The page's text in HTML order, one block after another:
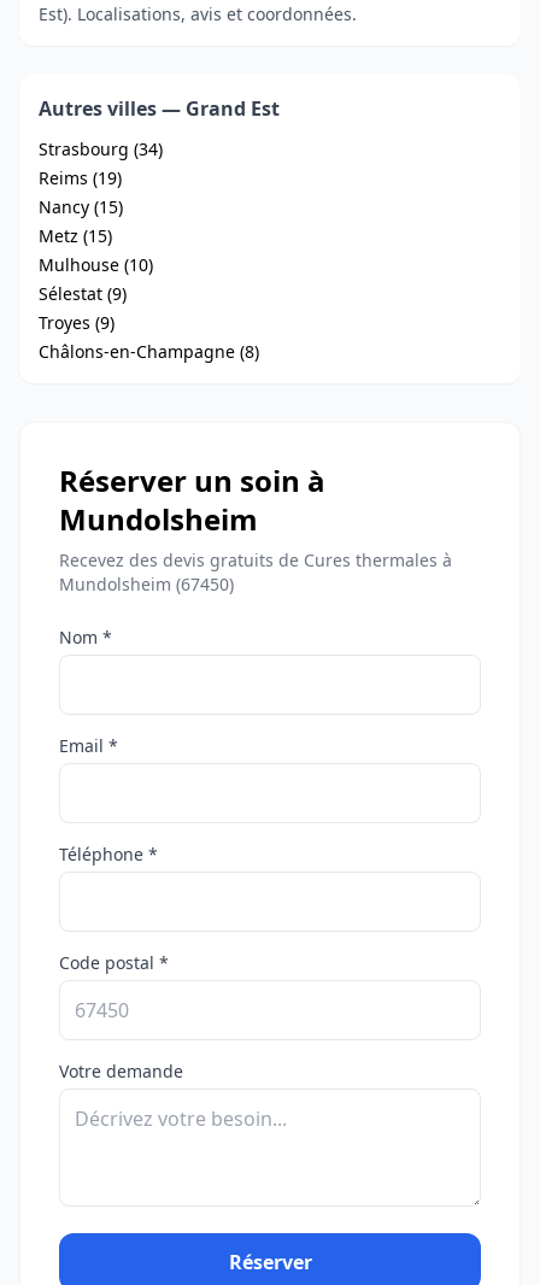
Est). Localisations, avis et coordonnées.
Autres villes — Grand Est
Strasbourg (34)
Reims (19)
Nancy (15)
Metz (15)
Mulhouse (10)
Sélestat (9)
Troyes (9)
Châlons-en-Champagne (8)
Réserver un soin à
Mundolsheim
Recevez des devis gratuits de Cures thermales à
Mundolsheim (67450)
Nom *
Email *
Téléphone *
Code postal *
Votre demande
Réserver